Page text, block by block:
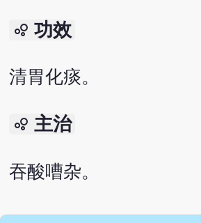
bubble_chart 功效
清胃化痰。
bubble_chart 主治
吞酸嘈杂。